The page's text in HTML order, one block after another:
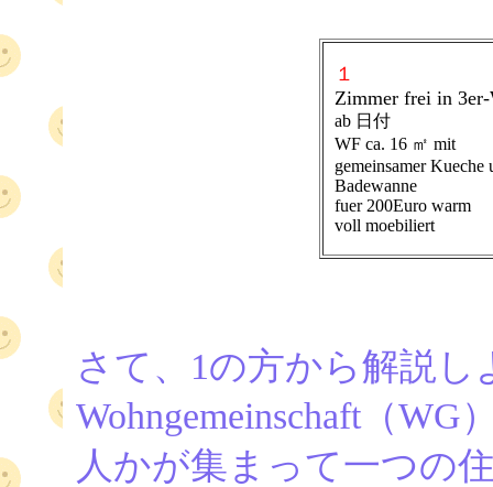
１
Zimmer frei in
ab 日付
WF ca. 16 ㎡ mit
gemeinsamer Kueche
Badewanne
fuer 200Euro warm
voll moebiliert
さて、1の方から解説し
Wohngemeinschaft（
人かが集まって一つの